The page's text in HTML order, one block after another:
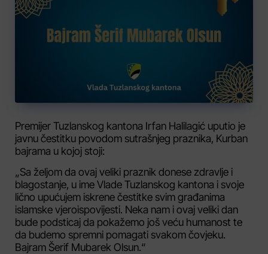
Premijer Tuzlanskog kantona Irfan Halilagić uputio je
javnu čestitku povodom sutrašnjeg praznika, Kurban
bajrama u kojoj stoji:
„Sa željom da ovaj veliki praznik donese zdravlje i
blagostanje, u ime Vlade Tuzlanskog kantona i svoje
lično upućujem iskrene čestitke svim građanima
islamske vjeroispovijesti. Neka nam i ovaj veliki dan
bude podsticaj da pokažemo još veću humanost te
da budemo spremni pomagati svakom čovjeku.
Bajram Šerif Mubarek Olsun.“